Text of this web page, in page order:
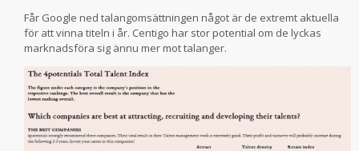
Får Google ned talangomsättningen något är de extremt aktuella
för att vinna titeln i år. Centigo har stor potential om de lyckas
marknadsföra sig ännu mer mot talanger.